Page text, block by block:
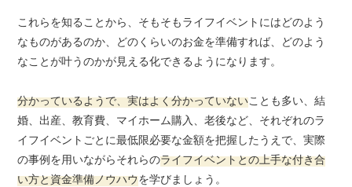
これらを知ることから、そもそもライフイベントにはどのよう
なものがあるのか、 どのくらいのお金を準備すれば、どのよう
なことが叶うのかが見える化できるようになります。
分かっているようで、実はよく分かっていないことも多い、結
婚、出産、教育費、マイホーム購入、老後など、それぞれのラ
イフイベントごとに最低限必要な金額を把握したうえで、実際
の事例を用いながらそれらのライフイベントとの上手な付き合
い方と資金準備ノウハウを学びましょう。